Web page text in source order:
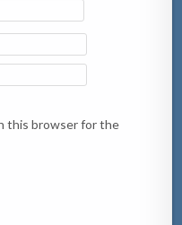
this browser for the